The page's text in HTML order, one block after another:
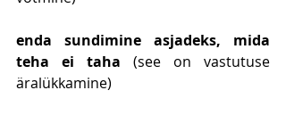
enda sundimine asjadeks, mida
teha ei taha (see on vastutuse
äralükkamine)